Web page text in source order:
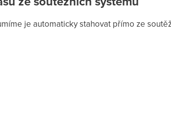
je automaticky stahovat přímo ze